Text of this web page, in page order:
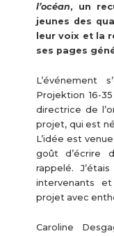
l’océan, un
jeunes des
leur voix et la
ses pages
L’événement
Projektion 16-
directrice de
projet, qui est
L’idée est
goût d’écrire
rappelé.
intervenants
projet avec
Caroline